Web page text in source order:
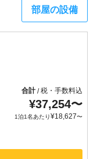
部屋の設備
合計/税・手数料込
¥37,254〜
1泊1名あたり¥18,627〜